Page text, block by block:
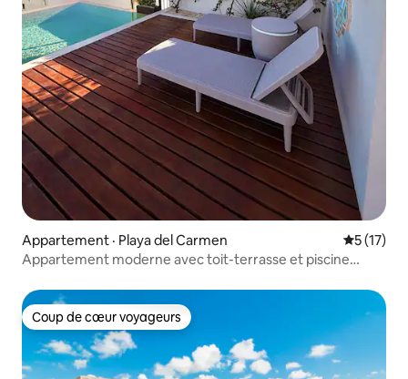
Appartement · Playa del Carmen Note
5 (17)
Appartement moderne avec toit-terrasse et piscine
Coup de cœur voyageurs
Coup de cœur voyageurs